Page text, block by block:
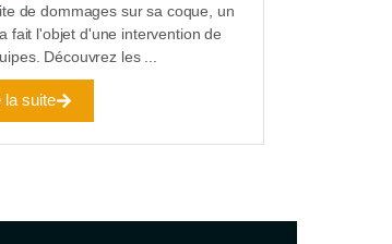
de dommages sur sa coque, un
fait l'objet d'une intervention de
Découvrez les ...
la suite